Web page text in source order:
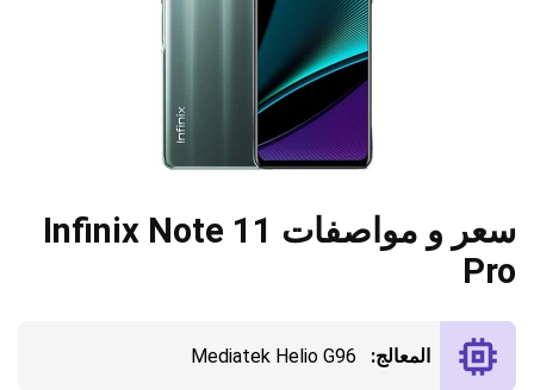
سعر و مواصفات Infinix Note 11
Pro
المعالج: Mediatek Helio G96